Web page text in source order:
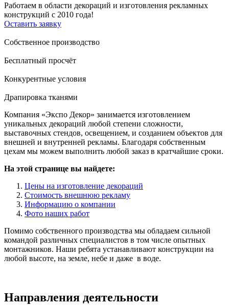
Работаем в области декораций и изготовления рекламных
конструкций с 2010 года!
Оставить заявку
Собственное производство
Бесплатный просчёт
Конкурентные условия
Драпировка тканями
Компания «Экспо Декор» занимается изготовлением
уникальных декораций любой степени сложности,
выставочных стендов, освещением, и созданием объектов для
внешней и внутренней рекламы. Благодаря собственным
цехам мы можем выполнить любой заказ в кратчайшие сроки.
На этой странице вы найдете:
Цены на изготовление декораций
Стоимость внешнюю рекламу
Информацию о компании
Фото наших работ
Помимо собственного производства мы обладаем сильной
командой различных специалистов в том числе опытных
монтажников. Наши ребята устанавливают конструкции на
любой высоте, на земле, небе и даже в воде.
Направления деятельности